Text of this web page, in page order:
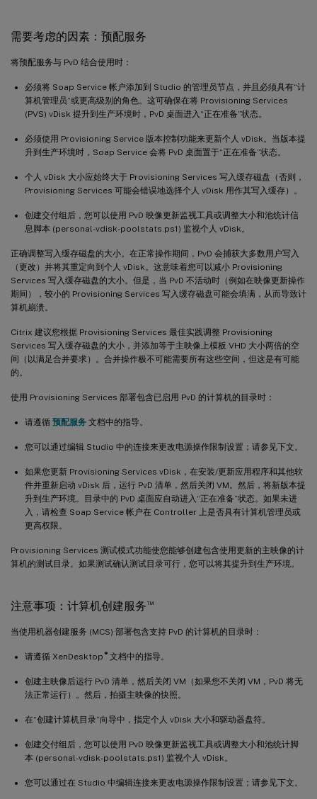
需要考虑的因素：预配服务
将预配服务与 PvD 结合使用时：
必须将 Soap Service 帐户添加到 Studio 的管理员节点，并且必须具有“计
算机管理员”或更高级别的角色。这可确保在将 Provisioning Services
(PVS) vDisk 提升到生产环境时，PvD 桌面进入“正在准备”状态。
必须使用 Provisioning Service 版本控制功能来更新个人 vDisk。当版本提
升到生产环境时，Soap Service 会将 PvD 桌面置于“正在准备”状态。
个人 vDisk 大小应始终大于 Provisioning Services 写入缓存磁盘（否则，
Provisioning Services 可能会错误地选择个人 vDisk 用作其写入缓存）。
创建交付组后，您可以使用 PvD 映像更新监视工具或调整大小和池统计信
息脚本 (personal-vdisk-poolstats.ps1) 监视个人 vDisk。
正确调整写入缓存磁盘的大小。在正常操作期间，PvD 会捕获大多数用户写入
（更改）并将其重定向到个人 vDisk。这意味着您可以减小 Provisioning
Services 写入缓存磁盘的大小。但是，当 PvD 不活动时（例如在映像更新操作
期间），较小的 Provisioning Services 写入缓存磁盘可能会填满，从而导致计
算机崩溃。
Citrix 建议您根据 Provisioning Services 最佳实践调整 Provisioning
Services 写入缓存磁盘的大小，并添加等于主映像上模板 VHD 大小两倍的空
间（以满足合并要求）。合并操作极不可能需要所有这些空间，但这是有可能
的。
使用 Provisioning Services 部署包含已启用 PvD 的计算机的目录时：
请遵循 预配服务 文档中的指导。
您可以通过编辑 Studio 中的连接来更改电源操作限制设置；请参见下文。
如果您更新 Provisioning Services vDisk，在安装/更新应用程序和其他软
件并重新启动 vDisk 后，运行 PvD 清单，然后关闭 VM。然后，将新版本提
升到生产环境。目录中的 PvD 桌面应自动进入“正在准备”状态。如果未进
入，请检查 Soap Service 帐户在 Controller 上是否具有计算机管理员或
更高权限。
Provisioning Services 测试模式功能使您能够创建包含使用更新的主映像的计
算机的测试目录。如果测试确认测试目录可行，您可以将其提升到生产环境。
注意事项：计算机创建服务™
当使用机器创建服务 (MCS) 部署包含支持 PvD 的计算机的目录时：
请遵循 XenDesktop ®文档中的指导。
创建主映像后运行 PvD 清单，然后关闭 VM（如果您不关闭 VM，PvD 将无
法正常运行）。然后，拍摄主映像的快照。
在“创建计算机目录”向导中，指定个人 vDisk 大小和驱动器盘符。
创建交付组后，您可以使用 PvD 映像更新监视工具或调整大小和池统计脚
本 (personal-vdisk-poolstats.ps1) 监视个人 vDisk。
您可以通过在 Studio 中编辑连接来更改电源操作限制设置；请参见下文。